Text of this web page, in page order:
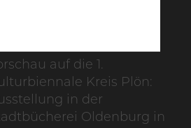
auf die 1.
Kreis Plön:
in der
Oldenburg in